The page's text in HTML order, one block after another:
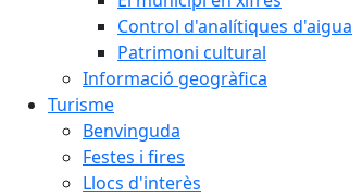
Control d'analítiques d'aigua
Patrimoni cultural
Informació geogràfica
Turisme
Benvinguda
Festes i fires
Llocs d'interès